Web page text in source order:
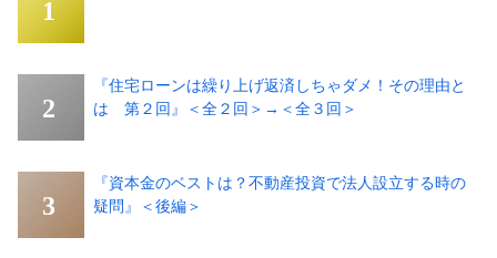
『住宅ローンは繰り上げ返済しちゃダメ！その理由と
は 第２回』＜全２回＞→＜全３回＞
『資本金のベストは？不動産投資で法人設立する時の
疑問』＜後編＞